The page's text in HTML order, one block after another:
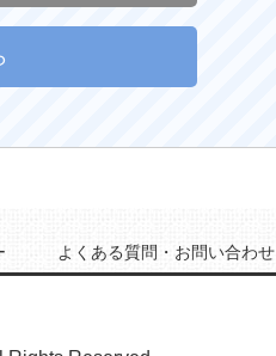
よくある質問・お問い合わせ